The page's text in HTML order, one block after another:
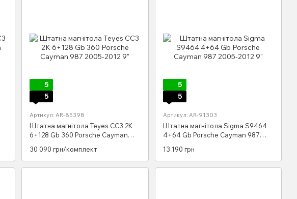
5
5
Артикул: AR-85398
Штатна магнітола Teyes CC3 2K
6+128 Gb 360 Porsche Cayman
30 090 грн/комплект
5
5
Артикул: AR-91303
Штатна магнітола Sigma S9464
4+64 Gb Porsche Cayman 987
13 190 грн